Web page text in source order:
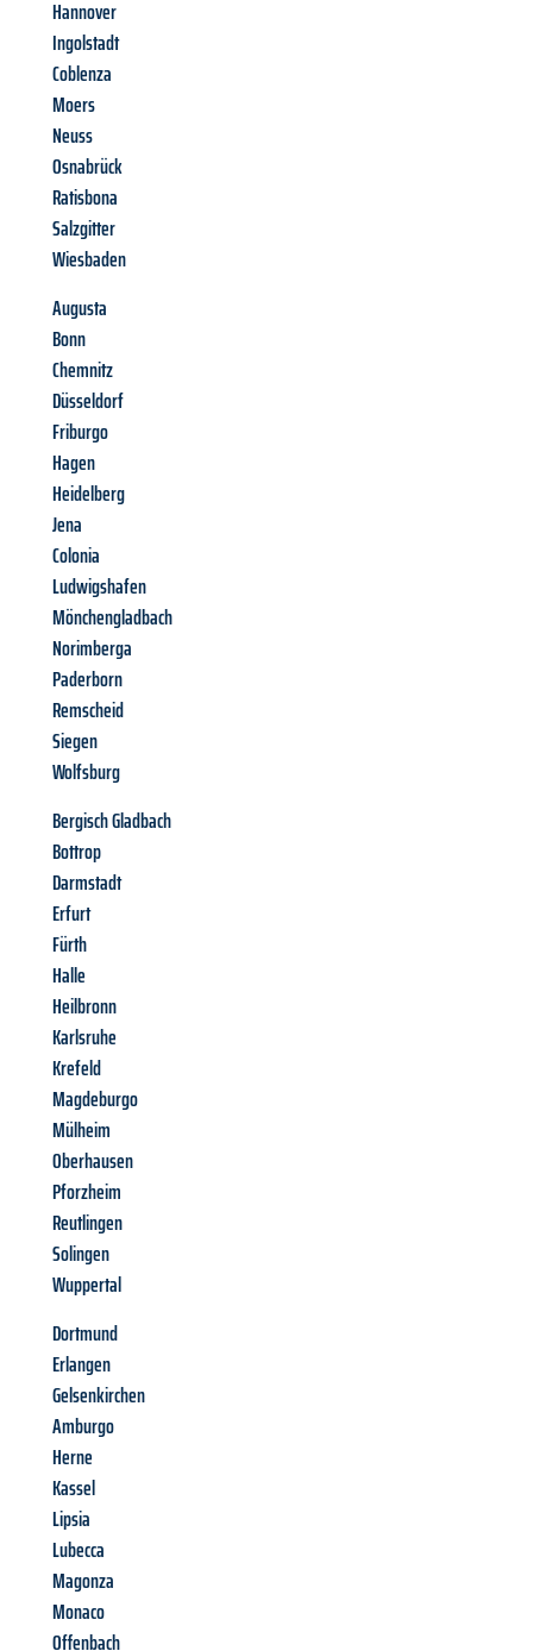
Hannover
Ingolstadt
Coblenza
Moers
Neuss
Osnabrück
Ratisbona
Salzgitter
Wiesbaden
Augusta
Bonn
Chemnitz
Düsseldorf
Friburgo
Hagen
Heidelberg
Jena
Colonia
Ludwigshafen
Mönchengladbach
Norimberga
Paderborn
Remscheid
Siegen
Wolfsburg
Bergisch Gladbach
Bottrop
Darmstadt
Erfurt
Fürth
Halle
Heilbronn
Karlsruhe
Krefeld
Magdeburgo
Mülheim
Oberhausen
Pforzheim
Reutlingen
Solingen
Wuppertal
Dortmund
Erlangen
Gelsenkirchen
Amburgo
Herne
Kassel
Lipsia
Lubecca
Magonza
Monaco
Offenbach